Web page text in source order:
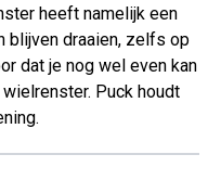
heeft namelijk een
blijven draaien, zelfs op
dat je nog wel even kan
Puck houdt